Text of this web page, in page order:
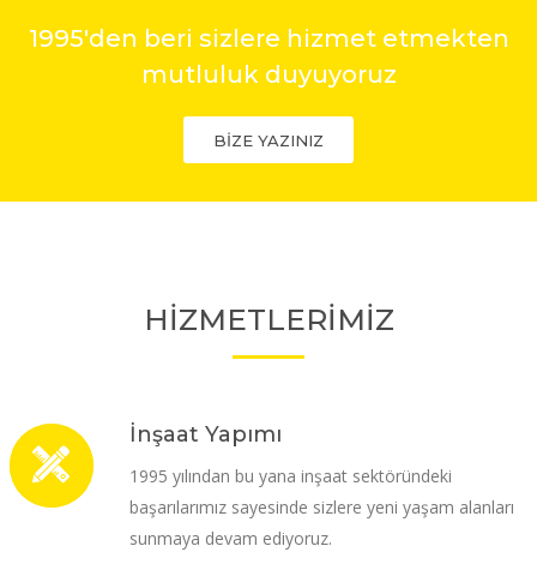
1995'den beri sizlere hizmet etmekten
mutluluk duyuyoruz
BİZE YAZINIZ
HİZMETLERİMİZ
İnşaat Yapımı
1995 yılından bu yana inşaat sektöründeki
başarılarımız sayesinde sizlere yeni yaşam alanları
sunmaya devam ediyoruz.